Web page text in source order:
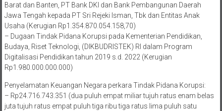
Barat dan Banten, PT Bank DKI dan Bank Pembangunan Daerah
Jawa Tengah kepada PT Sri Rejeki Isman, Tbk dan Entitas Anak
Usaha (Kerugian Rp1.354.870.054.158,70)
– Dugaan Tindak Pidana Korupsi pada Kementerian Pendidikan,
Budaya, Riset Teknologi, (DIKBUDRISTEK) RI dalam Program
Digitalisasi Pendidikan tahun 2019 s.d. 2022 (Kerugian
Rp1.980.000.000.000)
Penyelamatan Keuangan Negara perkara Tindak Pidana Korupsi:
– Rp24.716.743.351 (dua puluh empat miliar tujuh ratus enam belas
juta tujuh ratus empat puluh tiga ribu tiga ratus lima puluh satu